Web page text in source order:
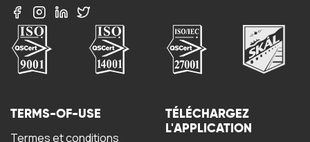
TERMS-OF-USE
Termes et conditions
TÉLÉCHARGEZ
L'APPLICATION